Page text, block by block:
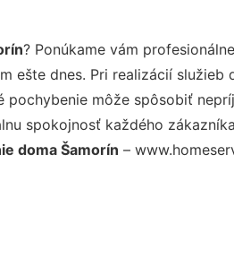
? Ponúkame vám
ešte dnes. Pri realizácií
pochybenie môže spôsobiť
spokojnosť každého
doma Šamorín –